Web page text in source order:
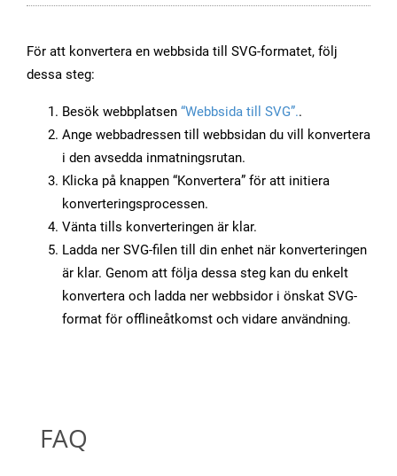
För att konvertera en webbsida till SVG-formatet, följ
dessa steg:
Besök webbplatsen “Webbsida till SVG”..
Ange webbadressen till webbsidan du vill konvertera
i den avsedda inmatningsrutan.
Klicka på knappen “Konvertera” för att initiera
konverteringsprocessen.
Vänta tills konverteringen är klar.
Ladda ner SVG-filen till din enhet när konverteringen
är klar. Genom att följa dessa steg kan du enkelt
konvertera och ladda ner webbsidor i önskat SVG-
format för offlineåtkomst och vidare användning.
FAQ